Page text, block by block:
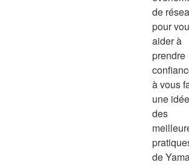
de
pour
aider à
prendre
à vous
une idée
des
de